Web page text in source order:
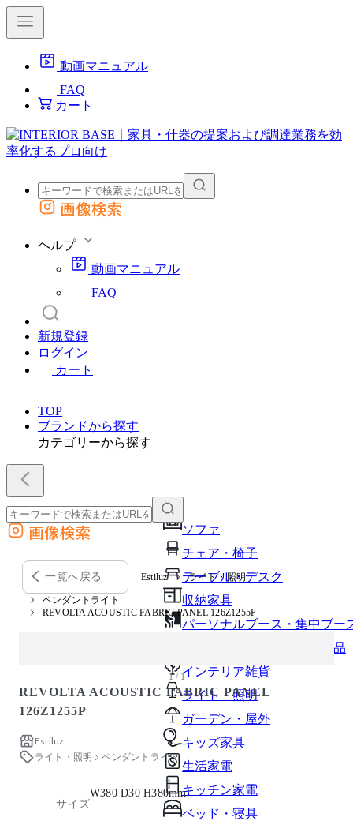
動画マニュアル
FAQ
カート
外部サイトの商品をカートに追加
画像検索
ヘルプ
動画マニュアル
FAQ
新規登録
ログイン
カート
TOP
ブランドから探す
カテゴリーから探す
ソファ
チェア・椅子
テーブル・デスク
収納家具
パーソナルブース・集中ブー
オフィスアクセサリー・備品
インテリア雑貨
ライト・照明
ガーデン・屋外
キッズ家具
生活家電
キッチン家電
ベッド・寝具
外部サイトの商品をカートに追加
他のサイトで見つけた商品ページのURLを貼り付けて、カートに追加できます
画像検索
一覧へ戻る Estiluz ライト・照明
ペンダントライト
REVOLTA ACOUSTIC FABRIC PANEL 126Z1255P
1 / 1
REVOLTA ACOUSTIC FABRIC PANEL
126Z1255P
Estiluz
ライト・照明
ペンダントライト
サイズ
W380 D30 H380mm